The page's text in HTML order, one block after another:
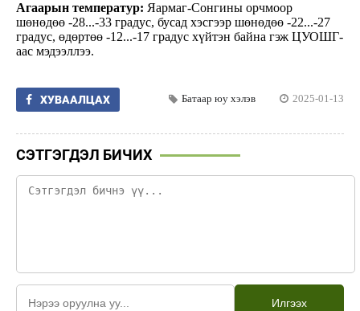
Агаарын температур: Яармаг-Сонгины орчмоор
шөнөдөө -28...-33 градус, бусад хэсгээр шөнөдөө -22...-27
градус, өдөртөө -12...-17 градус хүйтэн байна гэж ЦУОШГ-
аас мэдээллээ.
ХУВААЛЦАХ Батаар юу хэлэв 2025-01-13
СЭТГЭГДЭЛ БИЧИХ
Илгээх